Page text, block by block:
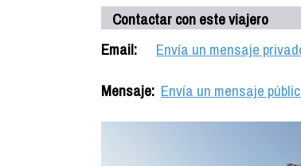
Contactar con este viajero
Email:
Envía un mensaje
Mensaje: Envía un mensaje